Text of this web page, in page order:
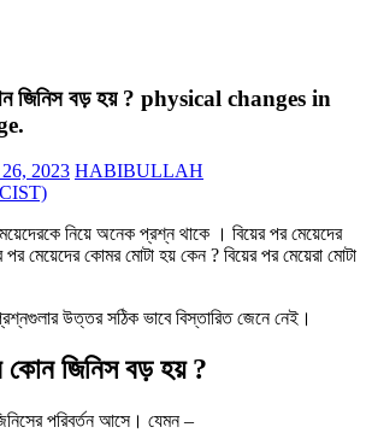
জিনিস বড় হয় ? physical changes in
2023 HABIBULLAH
নিয়ে অনেক প্রশ্ন থাকে । বিয়ের পর মেয়েদের
মেয়েদের কোমর মোটা হয় কেন ? বিয়ের পর মেয়েরা মোটা
উত্তর সঠিক ভাবে বিস্তারিত জেনে নেই।
কোন জিনিস বড় হয় ?
পরিবর্তন আসে। যেমন –